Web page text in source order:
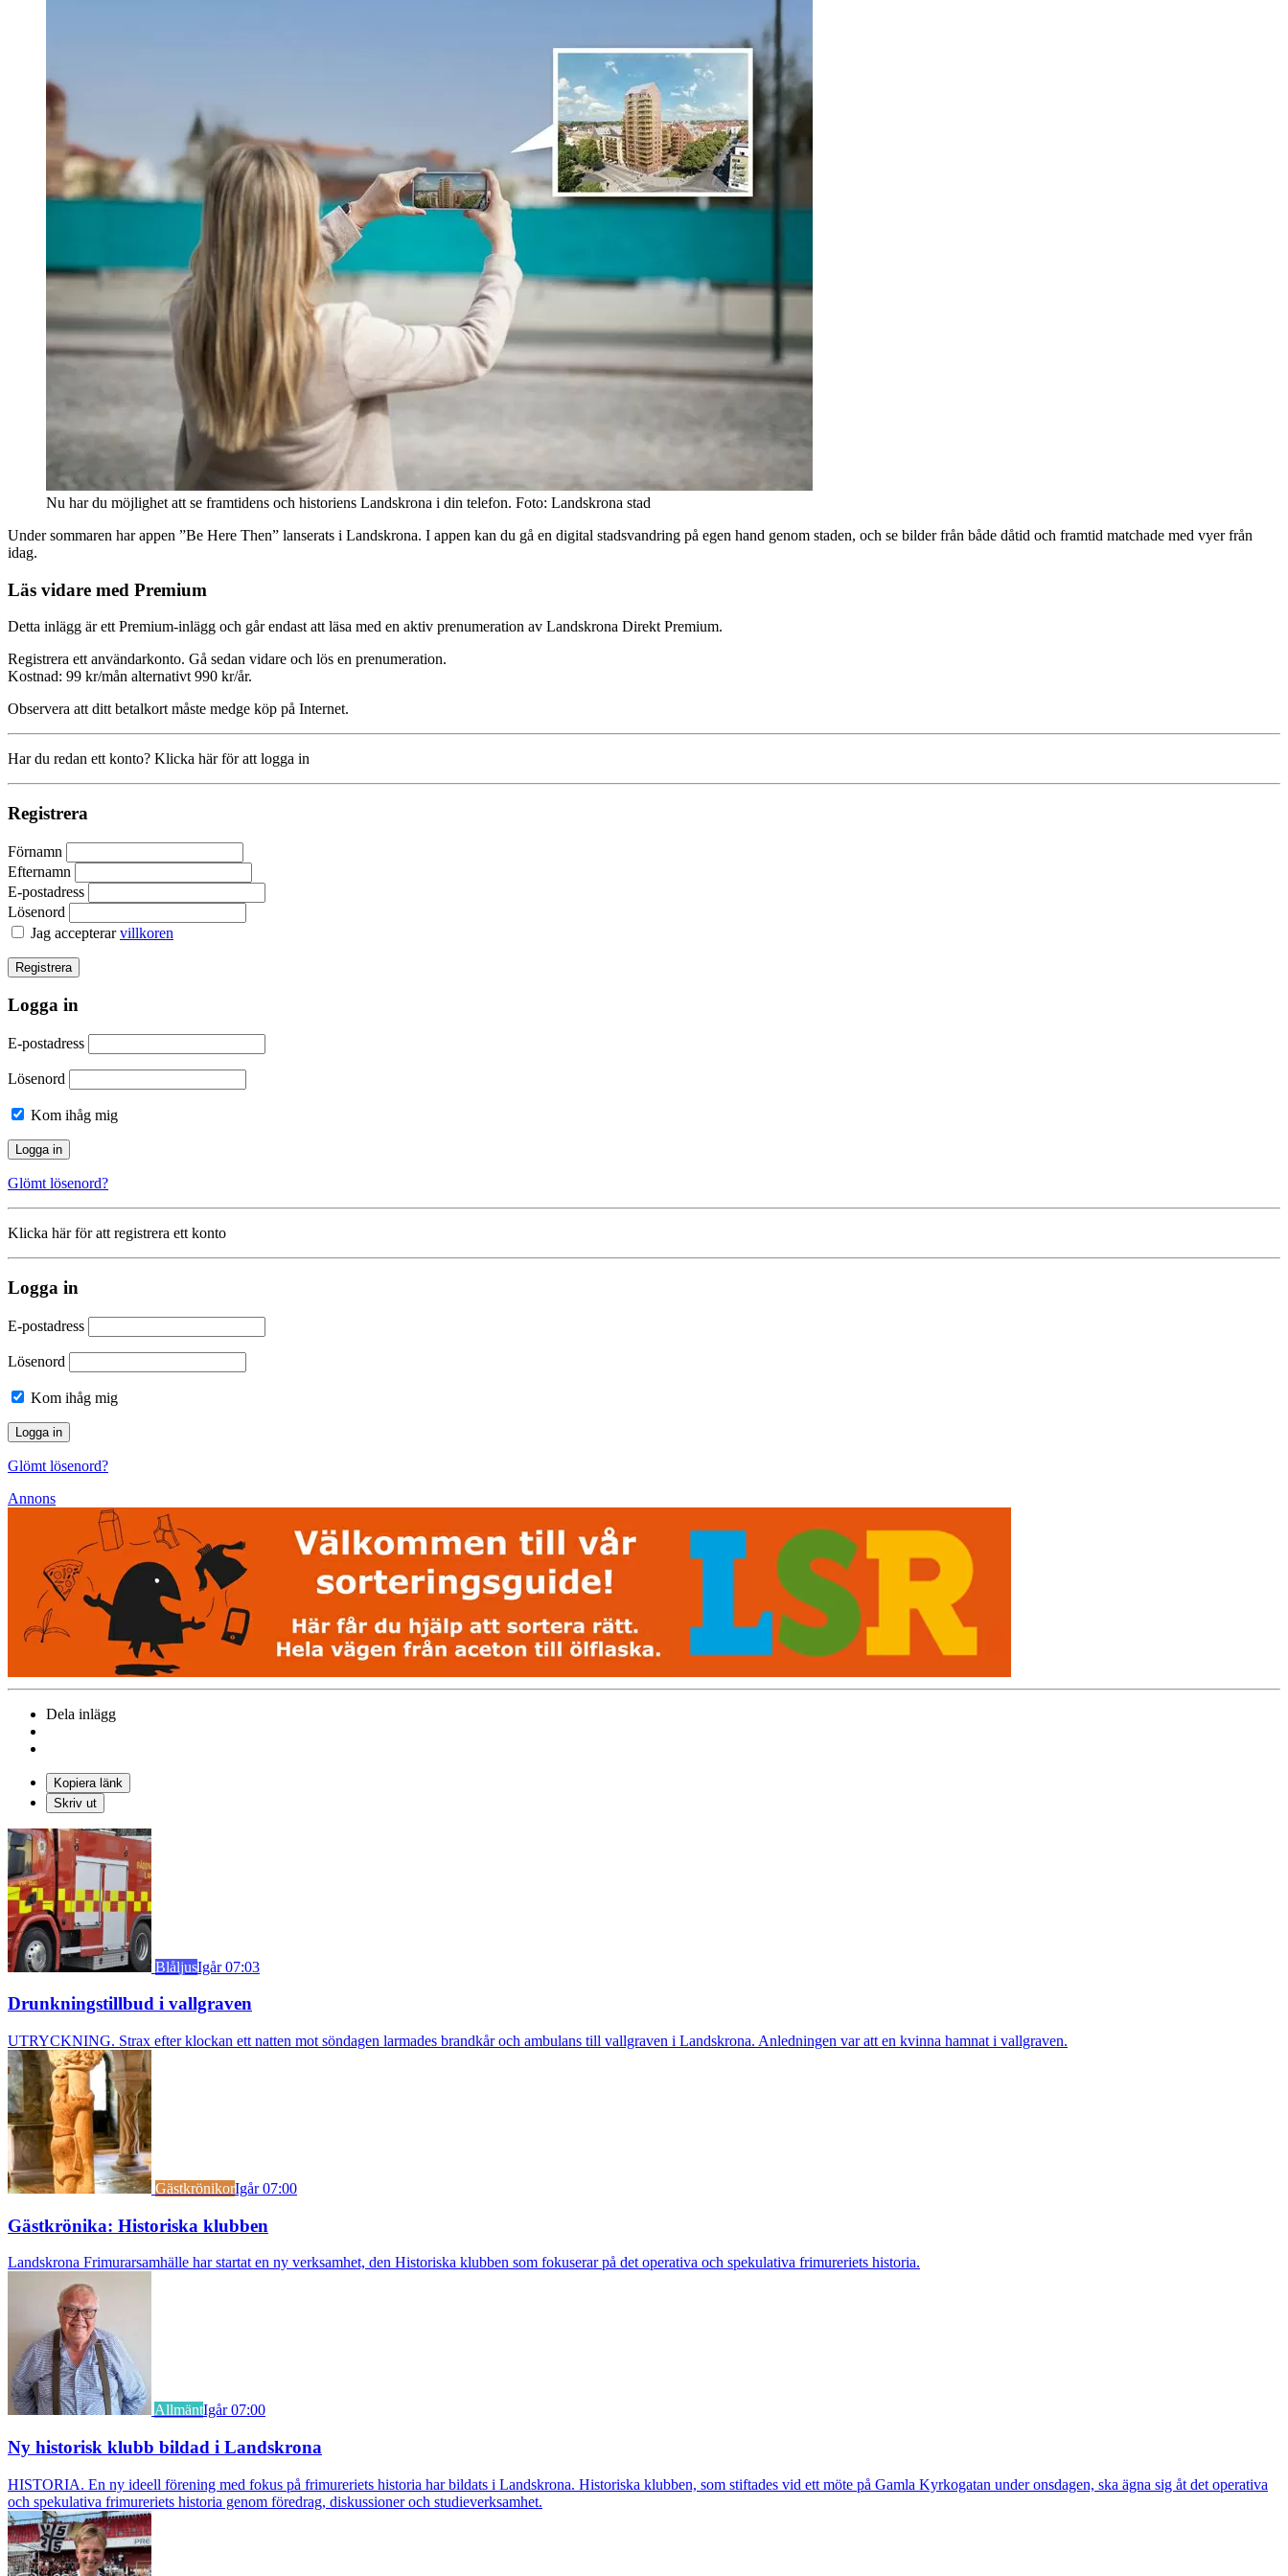
Nu har du möjlighet att se framtidens och historiens Landskrona i din telefon. Foto: Landskrona stad
Under sommaren har appen ”Be Here Then” lanserats i Landskrona. I appen kan du gå en digital stadsvandring på egen hand genom staden, och se bilder från både dåtid och framtid matchade med vyer från
idag.
Läs vidare med Premium
Detta inlägg är ett Premium-inlägg och går endast att läsa med en aktiv prenumeration av Landskrona Direkt Premium.
Registrera ett användarkonto. Gå sedan vidare och lös en prenumeration.
Kostnad: 99 kr/mån alternativt 990 kr/år.
Observera att ditt betalkort måste medge köp på Internet.
Har du redan ett konto? Klicka här för att logga in
Registrera
Förnamn
Efternamn
E-postadress
Lösenord
Jag accepterarvillkoren
Logga in
E-postadress
Lösenord
Kom ihåg mig
Glömt lösenord?
Klicka här för att registrera ett konto
Logga in
E-postadress
Lösenord
Kom ihåg mig
Glömt lösenord?
Annons
Dela inlägg
Kopiera länk
Skriv ut
BlåljusIgår 07:03
Drunkningstillbud i vallgraven
UTRYCKNING. Strax efter klockan ett natten mot söndagen larmades brandkår och ambulans till vallgraven i Landskrona. Anledningen var att en kvinna hamnat i vallgraven.
GästkrönikorIgår 07:00
Gästkrönika: Historiska klubben
Landskrona Frimurarsamhälle har startat en ny verksamhet, den Historiska klubben som fokuserar på det operativa och spekulativa frimureriets historia.
AllmäntIgår 07:00
Ny historisk klubb bildad i Landskrona
HISTORIA. En ny ideell förening med fokus på frimureriets historia har bildats i Landskrona. Historiska klubben, som stiftades vid ett möte på Gamla Kyrkogatan under onsdagen, ska ägna sig åt det operativa
och spekulativa frimureriets historia genom föredrag, diskussioner och studieverksamhet.